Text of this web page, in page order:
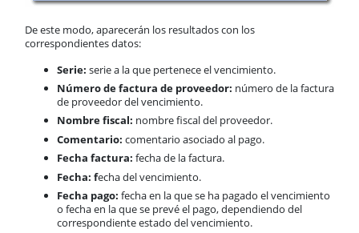
De este modo, aparecerán los resultados con los
correspondientes datos:
Serie: serie a la que pertenece el vencimiento.
Número de factura de proveedor: número de la factura
de proveedor del vencimiento.
Nombre fiscal: nombre fiscal del proveedor.
Comentario: comentario asociado al pago.
Fecha factura: fecha de la factura.
Fecha: fecha del vencimiento.
Fecha pago: fecha en la que se ha pagado el vencimiento
o fecha en la que se prevé el pago, dependiendo del
correspondiente estado del vencimiento.